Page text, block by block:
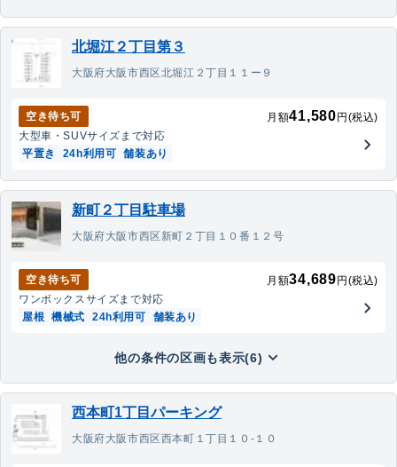
北堀江２丁目第３
大阪府大阪市西区北堀江２丁目１１ー９
空き待ち可 月額41,580 円(税込)
大型車・SUVサイズまで対応
平置き
24h利用可 舗装あり
新町２丁目駐車場
大阪府大阪市西区新町２丁目１０番１２号
空き待ち可 月額34,689 円(税込)
ワンボックスサイズまで対応
屋根 機械式 24h利用可 舗装あり
他の条件の区画も表示(6)
西本町1丁目パーキング
大阪府大阪市西区西本町１丁目１０-１０